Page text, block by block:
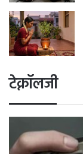
टेक्नॉलजी